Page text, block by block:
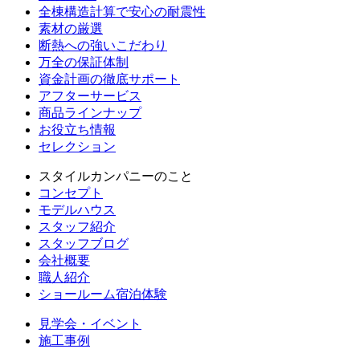
全棟構造計算で安心の耐震性
素材の厳選
断熱への強いこだわり
万全の保証体制
資金計画の徹底サポート
アフターサービス
商品ラインナップ
お役立ち情報
セレクション
スタイルカンパニーのこと
コンセプト
モデルハウス
スタッフ紹介
スタッフブログ
会社概要
職人紹介
ショールーム宿泊体験
見学会・イベント
施工事例